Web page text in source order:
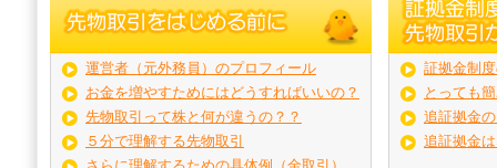
運営者（元外務員）のプロフィール
お金を増やすためにはどうすればいいの？
先物取引って株と何が違うの？？
５分で理解する先物取引
証拠金制
とっても
追証拠金
追証拠金